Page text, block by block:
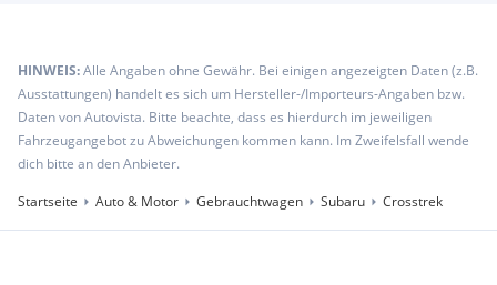
HINWEIS:Alle Angaben ohne Gewähr. Bei einigen angezeigten Daten (z.B.
Ausstattungen) handelt es sich um Hersteller-/Importeurs-Angaben bzw.
Daten von Autovista. Bitte beachte, dass es hierdurch im jeweiligen
Fahrzeugangebot zu Abweichungen kommen kann. Im Zweifelsfall wende
dich bitte an den Anbieter.
Startseite
Auto & Motor Gebrauchtwagen Subaru Crosstrek